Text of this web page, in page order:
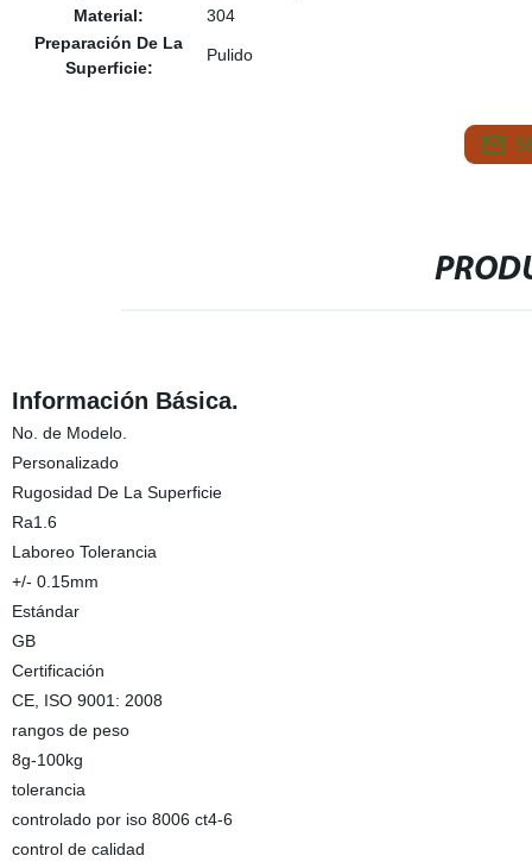
Material:
304
Preparación De La
Superficie:
Pulido
Información Básica.
No. de Modelo.
Personalizado
Rugosidad De La Superficie
Ra1.6
Laboreo Tolerancia
+/- 0.15mm
Estándar
GB
Certificación
CE, ISO 9001: 2008
rangos de peso
8g-100kg
tolerancia
controlado por iso 8006 ct4-6
control de calidad